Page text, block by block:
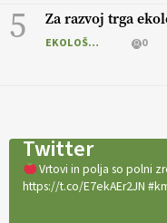
5 Za razvoj trga
EKOLOŠKO LOGIČNO 0
Twitter
Vrtovi in polja so polni
https://t.co/E7ekAEr2JN